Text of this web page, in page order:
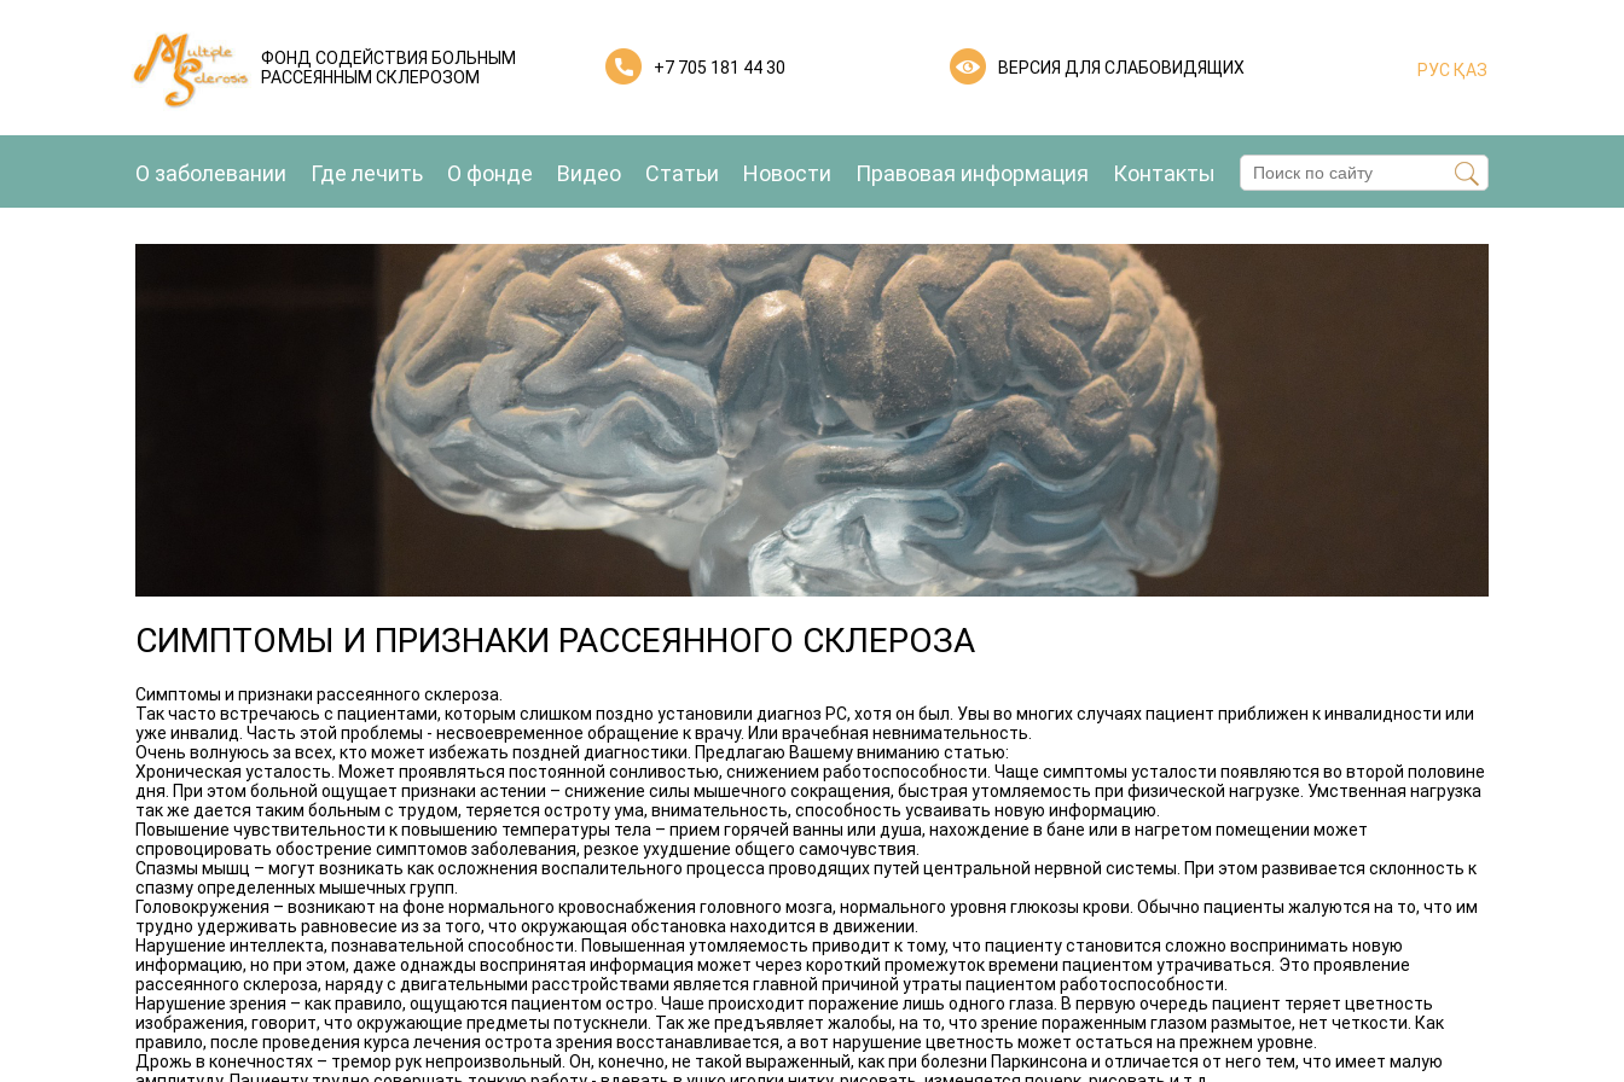
ФОНД СОДЕЙСТВИЯ БОЛЬНЫМ
РАССЕЯННЫМ СКЛЕРОЗОМ
+7 705 181 44 30 ВЕРСИЯ ДЛЯ СЛАБОВИДЯЩИХ РУСҚАЗ
О заболевании Где лечить О фонде Видео Статьи Новости Правовая информация Контакты
СИМПТОМЫ И ПРИЗНАКИ РАССЕЯННОГО СКЛЕРОЗА
Симптомы и признаки рассеянного склероза.
Так часто встречаюсь с пациентами, которым слишком поздно установили диагноз РС, хотя он был. Увы во многих случаях пациент приближен к инвалидности или
уже инвалид. Часть этой проблемы - несвоевременное обращение к врачу. Или врачебная невнимательность.
Очень волнуюсь за всех, кто может избежать поздней диагностики. Предлагаю Вашему вниманию статью:
Хроническая усталость. Может проявляться постоянной сонливостью, снижением работоспособности. Чаще симптомы усталости появляются во второй половине
дня. При этом больной ощущает признаки астении – снижение силы мышечного сокращения, быстрая утомляемость при физической нагрузке. Умственная нагрузка
так же дается таким больным с трудом, теряется остроту ума, внимательность, способность усваивать новую информацию.
Повышение чувствительности к повышению температуры тела – прием горячей ванны или душа, нахождение в бане или в нагретом помещении может
спровоцировать обострение симптомов заболевания, резкое ухудшение общего самочувствия.
Спазмы мышц – могут возникать как осложнения воспалительного процесса проводящих путей центральной нервной системы. При этом развивается склонность к
спазму определенных мышечных групп.
Головокружения – возникают на фоне нормального кровоснабжения головного мозга, нормального уровня глюкозы крови. Обычно пациенты жалуются на то, что им
трудно удерживать равновесие из за того, что окружающая обстановка находится в движении.
Нарушение интеллекта, познавательной способности. Повышенная утомляемость приводит к тому, что пациенту становится сложно воспринимать новую
информацию, но при этом, даже однажды воспринятая информация может через короткий промежуток времени пациентом утрачиваться. Это проявление
рассеянного склероза, наряду с двигательными расстройствами является главной причиной утраты пациентом работоспособности.
Нарушение зрения – как правило, ощущаются пациентом остро. Чаше происходит поражение лишь одного глаза. В первую очередь пациент теряет цветность
изображения, говорит, что окружающие предметы потускнели. Так же предъявляет жалобы, на то, что зрение пораженным глазом размытое, нет четкости. Как
правило, после проведения курса лечения острота зрения восстанавливается, а вот нарушение цветность может остаться на прежнем уровне.
Дрожь в конечностях – тремор рук непроизвольный. Он, конечно, не такой выраженный, как при болезни Паркинсона и отличается от него тем, что имеет малую